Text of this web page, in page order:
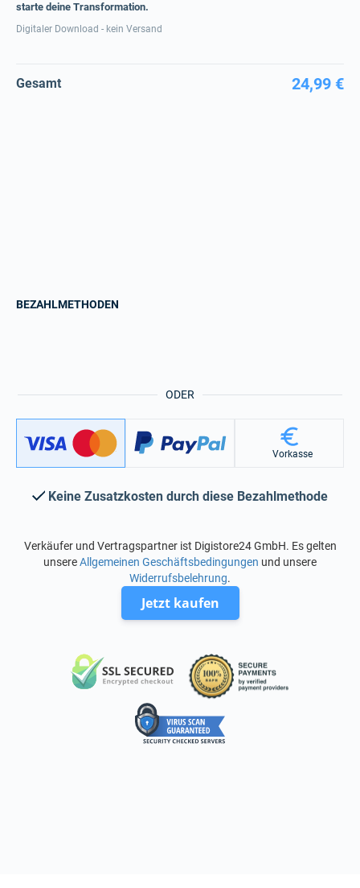
starte deine Transformation.
Digitaler Download - kein Versand
Gesamt 24,99 €
ODER
BEZAHLMETHODEN
Vorkasse
Keine Zusatzkosten durch diese Bezahlmethode
Verkäufer und Vertragspartner ist Digistore24 GmbH. Es gelten
unsereAllgemeinen Geschäftsbedingungen und unsere
Widerrufsbelehrung.
Jetzt kaufen